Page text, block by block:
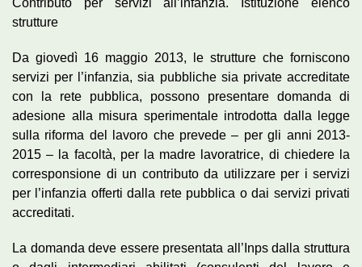
strutture
Da giovedì 16 maggio 2013, le strutture che forniscono
servizi per l’infanzia, sia pubbliche sia private accreditate
con la rete pubblica, possono presentare domanda di
adesione alla misura sperimentale introdotta dalla legge
sulla riforma del lavoro che prevede – per gli anni 2013-
2015 – la facoltà, per la madre lavoratrice, di chiedere la
corresponsione di un contributo da utilizzare per i servizi
per l’infanzia offerti dalla rete pubblica o dai servizi privati
accreditati.
La domanda deve essere presentata all’Inps dalla struttura